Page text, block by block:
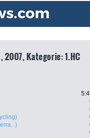
2007, Kategorie: 1.HC